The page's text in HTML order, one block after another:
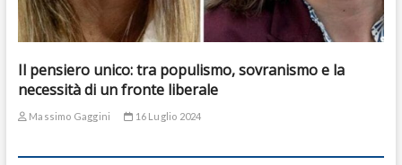
Il pensiero unico: tra populismo, sovranismo e la
necessità di un fronte liberale
Massimo Gaggini 16 Luglio 2024